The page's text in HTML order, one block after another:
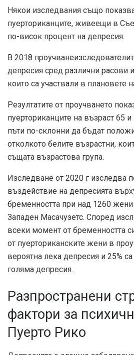
Някои изследвания също
пуерториканците, живеещи в
по-висок процент на депресия.
В 2018 проучване
депресия сред различни расови
които са участвали в плановете
Резултатите от проучването
пуерториканците на възраст 65
пъти по-склонни да бъдат
отколкото белите възрастни,
същата възрастова група.
Изследване от 2020 г изследва
въздействие на депресията
бременността при над 1260
Западен Масачузетс. Според
всеки момент от бременността
от пуерториканските жени в
вероятна лека депресия и 25%
голяма депресия.
Разпространени
фактори за
Пуерто Рико